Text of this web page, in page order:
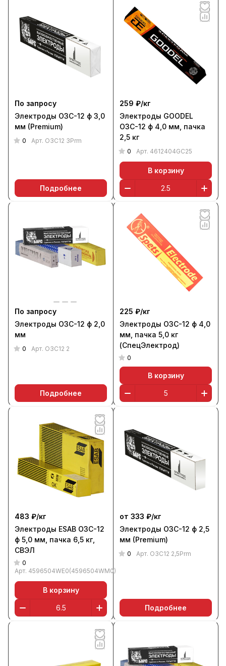
По запросу
Электроды ОЗС-12 ф 3,0
мм (Premium)
0 Арт. ОЗС12 3Prm
Подробнее
259 ₽/кг
Электроды GOODEL
ОЗС-12 ф 4,0 мм, пачка
2,5 кг
0 Арт. 4612404GC25
В корзину
По запросу
Электроды ОЗС-12 ф 2,0
мм
0 Арт. ОЗС12 2
Подробнее
225 ₽/кг
Электроды ОЗС-12 ф 4,0
мм, пачка 5,0 кг
(СпецЭлектрод)
0
В корзину
483 ₽/кг
Электроды ESAB ОЗС-12
ф 5,0 мм, пачка 6,5 кг,
СВЭЛ
0
Арт. 4596504WE0(4596504WM0)
В корзину
от 333 ₽/кг
Электроды ОЗС-12 ф 2,5
мм (Premium)
0 Арт. ОЗС12 2,5Prm
Подробнее